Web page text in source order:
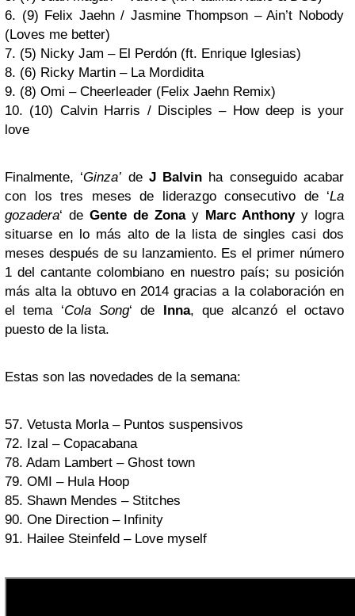
6. (9) Felix Jaehn / Jasmine Thompson – Ain’t Nobody
(Loves me better)
7. (5) Nicky Jam – El Perdón (ft. Enrique Iglesias)
8. (6) Ricky Martin – La Mordidita
9. (8) Omi – Cheerleader (Felix Jaehn Remix)
10. (10) Calvin Harris / Disciples – How deep is your
love
Finalmente, ‘Ginza’ de J Balvin ha conseguido acabar
con los tres meses de liderazgo consecutivo de ‘La
gozadera‘ de Gente de Zonay Marc Anthony y logra
situarse en lo más alto de la lista de singles casi dos
meses después de su lanzamiento. Es el primer número
1 del cantante colombiano en nuestro país; su posición
más alta la obtuvo en 2014 gracias a la colaboración en
el tema ‘Cola Song‘ de Inna, que alcanzó el octavo
puesto de la lista.
Estas son las novedades de la semana:
57. Vetusta Morla – Puntos suspensivos
72. Izal – Copacabana
78. Adam Lambert – Ghost town
79. OMI – Hula Hoop
85. Shawn Mendes – Stitches
90. One Direction – Infinity
91. Hailee Steinfeld – Love myself